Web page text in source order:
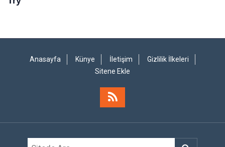
Anasayfa Künye İletişim
Gizlilik İlkeleri
Sitene Ekle